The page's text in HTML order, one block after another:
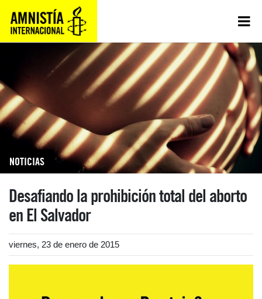
NOTICIAS
Desafiando la prohibición total del aborto
en El Salvador
viernes, 23 de enero de 2015